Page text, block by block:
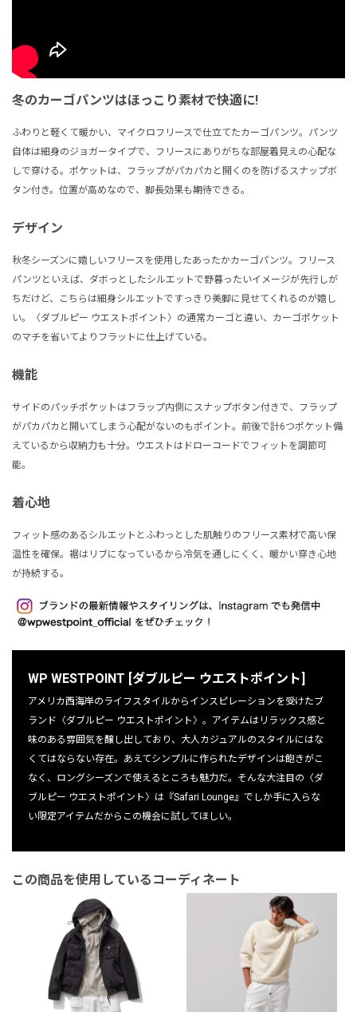
冬のカーゴパンツはほっこり素材で快適に!
ふわりと軽くて暖かい、マイクロフリースで仕立てたカーゴパンツ。パンツ
自体は細身のジョガータイプで、フリースにありがちな部屋着見えの心配な
しで穿ける。ポケットは、フラップがパカパカと開くのを防げるスナップボ
タン付き。位置が高めなので、脚長効果も期待できる。
デザイン
秋冬シーズンに嬉しいフリースを使用したあったかカーゴパンツ。フリース
パンツといえば、ダボっとしたシルエットで野暮ったいイメージが先行しが
ちだけど、こちらは細身シルエットですっきり美脚に見せてくれるのが嬉し
い。〈ダブルピー ウエストポイント〉の通常カーゴと違い、カーゴポケット
のマチを省いてよりフラットに仕上げている。
機能
サイドのパッチポケットはフラップ内側にスナップボタン付きで、フラップ
がパカパカと開いてしまう心配がないのもポイント。前後で計6つポケット備
えているから収納力も十分。ウエストはドローコードでフィットを調節可
能。
着心地
フィット感のあるシルエットとふわっとした肌触りのフリース素材で高い保
温性を確保。裾はリブになっているから冷気を通しにくく、暖かい穿き心地
が持続する。
WP WESTPOINT [ダブルピー ウエストポイント]
アメリカ西海岸のライフスタイルからインスピレーションを受けたブ
ランド〈ダブルピー ウエストポイント〉。アイテムはリラックス感と
味のある雰囲気を醸し出しており、大人カジュアルのスタイルにはな
くてはならない存在。あえてシンプルに作られたデザインは飽きがこ
なく、ロングシーズンで使えるところも魅力だ。そんな大注目の〈ダ
ブルピー ウエストポイント〉は『Safari Lounge』でしか手に入らな
い限定アイテムだからこの機会に試してほしい。
この商品を使用しているコーディネート